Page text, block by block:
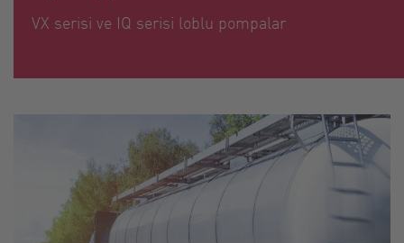
VX serisi ve IQ serisi loblu pompalar